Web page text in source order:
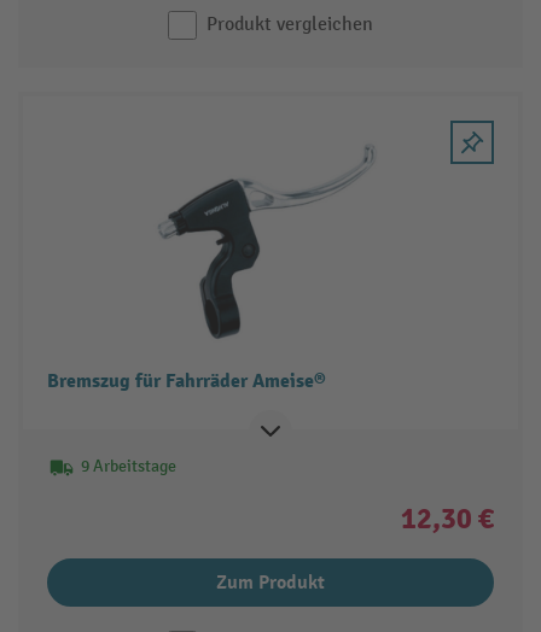
Produkt vergleichen
Bremszug für Fahrräder Ameise®
9 Arbeitstage
12,30 €
Zum Produkt